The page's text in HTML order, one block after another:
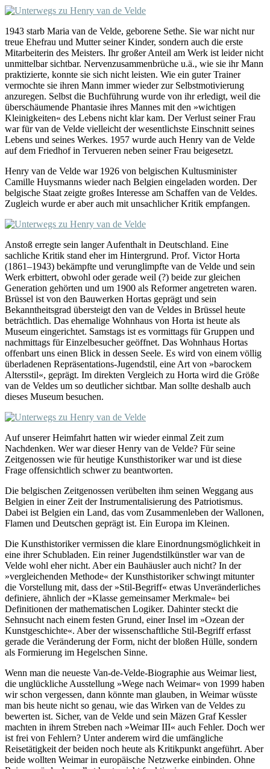
1943 starb Maria van de Velde, geborene Sethe. Sie war nicht nur
treue Ehefrau und Mutter seiner Kinder, sondern auch die erste
Mitarbeiterin des Meisters. Ihr großer Anteil am Werk ist leider nicht
unmittelbar sichtbar. Nervenzusammenbrüche u.ä., wie sie ihr Mann
praktizierte, konnte sie sich nicht leisten. Wie ein guter Trainer
vermochte sie ihren Mann immer wieder zur Selbstmotivierung
anzuregen. Selbst die Buchführung wurde von ihr erledigt, weil die
überschäumende Phantasie ihres Mannes mit den »wichtigen
Kleinigkeiten« des Lebens nicht klar kam. Der Verlust seiner Frau
war für van de Velde vielleicht der wesentlichste Einschnitt seines
Lebens und seines Werkes. 1957 wurde auch Henry van de Velde
auf dem Friedhof in Tervueren neben seiner Frau beigesetzt.
Henry van de Velde war 1926 von belgischen Kultusminister
Camille Huysmanns wieder nach Belgien eingeladen worden. Der
belgische Staat zeigte großes Interesse am Schaffen van de Veldes.
Zugleich wurde er aber auch mit unsachlicher Kritik empfangen.
Anstoß erregte sein langer Aufenthalt in Deutschland. Eine
sachliche Kritik stand eher im Hintergrund. Prof. Victor Horta
(1861–1943) bekämpfte und verunglimpfte van de Velde und sein
Werk erbittert, obwohl oder gerade weil (?) beide zur gleichen
Generation gehörten und um 1900 als Reformer angetreten waren.
Brüssel ist von den Bauwerken Hortas geprägt und sein
Bekanntheitsgrad übersteigt den van de Veldes in Brüssel heute
beträchtlich. Das ehemalige Wohnhaus von Horta ist heute als
Museum eingerichtet. Samstags ist es vormittags für Gruppen und
nachmittags für Einzelbesucher geöffnet. Das Wohnhaus Hortas
offenbart uns einen Blick in dessen Seele. Es wird von einem völlig
überladenen Repräsentations-Jugendstil, eine Art von »barockem
Altersstil«, geprägt. Im direkten Vergleich zu Horta wird die Größe
van de Veldes um so deutlicher sichtbar. Man sollte deshalb auch
dieses Museum besuchen.
Auf unserer Heimfahrt hatten wir wieder einmal Zeit zum
Nachdenken. Wer war dieser Henry van de Velde? Für seine
Zeitgenossen wie für heutige Kunsthistoriker war und ist diese
Frage offensichtlich schwer zu beantworten.
Die belgischen Zeitgenossen verübelten ihm seinen Weggang aus
Belgien in einer Zeit der Instrumentalisierung des Patriotismus.
Dabei ist Belgien ein Land, das vom Zusammenleben der Wallonen,
Flamen und Deutschen geprägt ist. Ein Europa im Kleinen.
Die Kunsthistoriker vermissen die klare Einordnungsmöglichkeit in
eine ihrer Schubladen. Ein reiner Jugendstilkünstler war van de
Velde wohl eher nicht. Aber ein Bauhäusler auch nicht? In der
»vergleichenden Methode« der Kunsthistoriker schwingt mitunter
die Vorstellung mit, dass der »Stil-Begriff« etwas Unveränderliches
definiere, ähnlich der »Klasse gemeinsamer Merkmale« bei
Definitionen der mathematischen Logiker. Dahinter steckt die
Sehnsucht nach einem festen Grund, einer Insel im »Ozean der
Kunstgeschichte«. Aber der wissenschaftliche Stil-Begriff erfasst
gerade die Veränderung der Form, nicht der bloßen Hülle, sondern
als Formierung im Hegelschen Sinne.
Wenn man die neueste Van-de-Velde-Biographie aus Weimar liest,
die unglückliche Ausstellung »Wege nach Weimar« von 1999 haben
wir schon vergessen, dann könnte man glauben, in Weimar wüsste
man bis heute nicht so genau, wie das Wirken van de Veldes zu
bewerten ist. Sicher, van de Velde und sein Mäzen Graf Kessler
machten in ihrem Streben nach »Weimar III« auch Fehler. Doch wer
ist frei von Fehlern? Unter anderem wird die umfängliche
Reisetätigkeit der beiden noch heute als Kritikpunkt angeführt. Aber
beide wollten Weimar in europäische Netzwerke einbinden. Ohne